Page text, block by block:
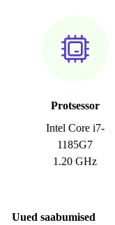
Protsessor
Intel Core i7-
1185G7
1.20 GHz
Uued saabumised